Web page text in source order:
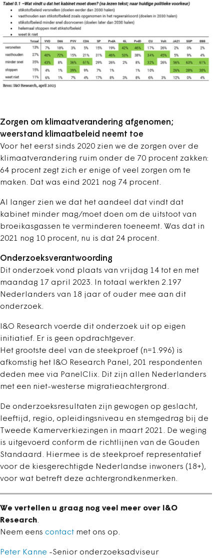
Zorgen om klimaatverandering afgenomen;
weerstand klimaatbeleid neemt toe
Voor het eerst sinds 2020 zien we de zorgen over de
klimaatverandering ruim onder de 70 procent zakken:
64 procent zegt zich er enige of veel zorgen om te
maken. Dat was eind 2021 nog 74 procent.
Al langer zien we dat het aandeel dat vindt dat
kabinet minder mag/moet doen om de uitstoot van
broeikasgassen te verminderen toeneemt. Was dat in
2021 nog 10 procent, nu is dat 24 procent.
Onderzoeksverantwoording
Dit onderzoek vond plaats van vrijdag 14 tot en met
maandag 17 april 2023. In totaal werkten 2.197
Nederlanders van 18 jaar of ouder mee aan dit
onderzoek.
I&O Research voerde dit onderzoek uit op eigen
initiatief. Er is geen opdrachtgever.
Het grootste deel van de steekproef (n=1.996) is
afkomstig het I&O Research Panel, 201 respondenten
deden mee via PanelClix. Dit zijn allen Nederlanders
met een niet-westerse migratieachtergrond.
De onderzoeksresultaten zijn gewogen op geslacht,
leeftijd, regio, opleidingsniveau en stemgedrag bij de
Tweede Kamerverkiezingen in maart 2021. De weging
is uitgevoerd conform de richtlijnen van de Gouden
Standaard. Hiermee is de steekproef representatief
voor de kiesgerechtigde Nederlandse inwoners (18+),
voor wat betreft deze achtergrondkenmerken.
We vertellen u graag nog veel meer over I&O
Research.
Neem eens contact met ons op.
Peter Kanne -Senior onderzoeksadviseur